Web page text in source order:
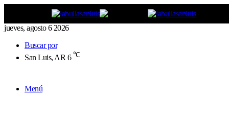
jueves, agosto 6 2026
Buscar por
San Luis, AR 6 ℃
Menú